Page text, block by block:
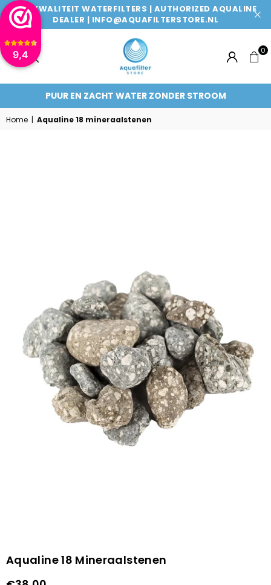
9,4
TOPKWALITEIT WATERFILTERS | AUTHORIZED AQUALINE
DEALER | INFO@AQUAFILTERSTORE.NL
AQUAFILTERSTORE
0
PUUR EN ZACHT WATER ZONDER STROOM
Home | Aqualine 18 mineraalstenen
Aqualine 18 Mineraalstenen